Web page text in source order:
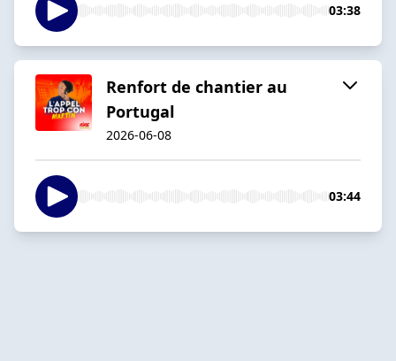
03:38
Renfort de chantier au
Portugal
2026-06-08
03:44